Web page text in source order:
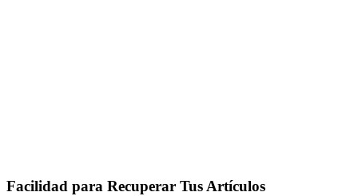
Facilidad para Recuperar Tus Artículos